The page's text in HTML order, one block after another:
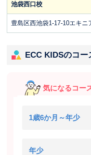
池袋西口校
豊島区西池袋1-17-10エキニ
ECC KIDSのコー
気になるコー
1歳6か月～年少
年少